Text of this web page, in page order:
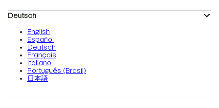
Deutsch
English
Español
Deutsch
Français
Italiano
Português (Brasil)
日本語